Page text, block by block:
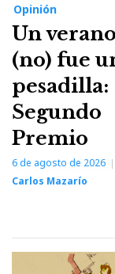
Opinión
Un
(no) fue
pesadilla:
Segundo
Premio
6 de agosto de 2026
Carlos Mazarío